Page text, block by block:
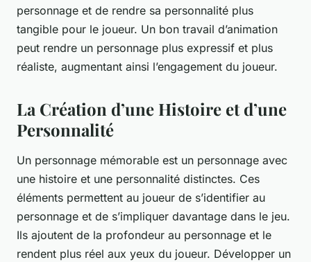
personnage et de rendre sa personnalité plus
tangible pour le joueur. Un bon travail d’animation
peut rendre un personnage plus expressif et plus
réaliste, augmentant ainsi l’engagement du joueur.
La Création d’une Histoire et d’une
Personnalité
Un personnage mémorable est un personnage avec
une histoire et une personnalité distinctes. Ces
éléments permettent au joueur de s’identifier au
personnage et de s’impliquer davantage dans le jeu.
Ils ajoutent de la profondeur au personnage et le
rendent plus réel aux yeux du joueur. Développer un